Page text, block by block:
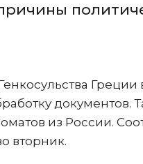
из России.
вторник.